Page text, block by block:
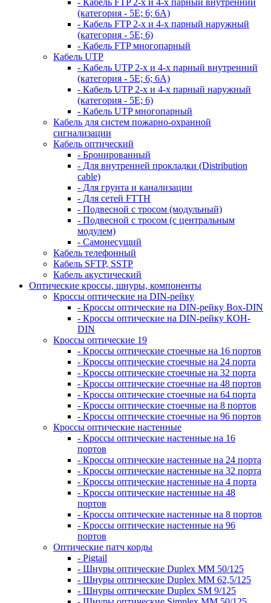
- Кабель FTP 2-х и 4-х парный внутренний
(категория - 5Е; 6; 6А)
- Кабель FTP 2-х и 4-х парный наружный
(категория - 5Е; 6)
- Кабель FTP многопарный
Кабель UTP
- Кабель UTP 2-х и 4-х парный внутренний
(категория - 5Е; 6; 6А)
- Кабель UTP 2-х и 4-х парный наружный
(категория - 5Е; 6)
- Кабель UTP многопарный
Кабель для систем пожарно-охранной
сигнализации
Кабель оптический
- Бронированный
- Для внутренней прокладки (Distribution
cable)
- Для грунта и канализации
- Для сетей FTTH
- Подвесной с тросом (модульный)
- Подвесной с тросом (с центральным
модулем)
- Самонесущий
Кабель телефонный
Кабель SFTP, SSTP
Кабель акустический
Оптические кроссы, шнуры, компоненты
Кроссы оптические на DIN-рейку
- Кроссы оптические на DIN-рейку Box-DIN
- Кроссы оптические на DIN-рейку КОН-
DIN
Кроссы оптические 19
- Кроссы оптические стоечные на 16 портов
- Кроссы оптические стоечные на 24 порта
- Кроссы оптические стоечные на 32 порта
- Кроссы оптические стоечные на 48 портов
- Кроссы оптические стоечные на 64 порта
- Кроссы оптические стоечные на 8 портов
- Кроссы оптические стоечные на 96 портов
Кроссы оптические настенные
- Кроссы оптические настенные на 16
портов
- Кроссы оптические настенные на 24 порта
- Кроссы оптические настенные на 32 порта
- Кроссы оптические настенные на 4 порта
- Кроссы оптические настенные на 48
портов
- Кроссы оптические настенные на 8 портов
- Кроссы оптические настенные на 96
портов
Оптические патч корды
- Pigtail
- Шнуры оптические Duplex MM 50/125
- Шнуры оптические Duplex MM 62,5/125
- Шнуры оптические Duplex SM 9/125